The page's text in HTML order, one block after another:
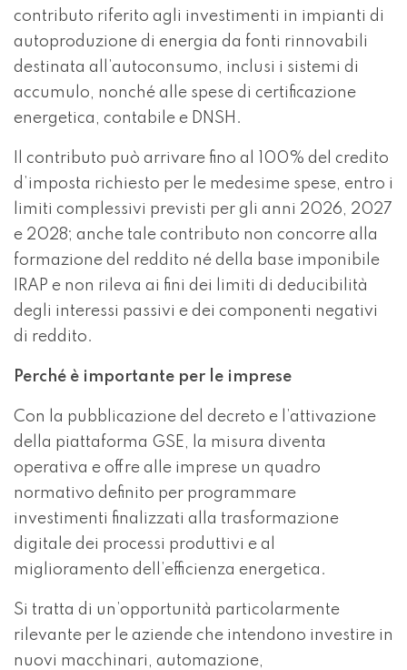
contributo riferito agli investimenti in impianti di
autoproduzione di energia da fonti rinnovabili
destinata all’autoconsumo, inclusi i sistemi di
accumulo, nonché alle spese di certificazione
energetica, contabile e DNSH.
Il contributo può arrivare fino al 100% del credito
d’imposta richiesto per le medesime spese, entro i
limiti complessivi previsti per gli anni 2026, 2027
e 2028; anche tale contributo non concorre alla
formazione del reddito né della base imponibile
IRAP e non rileva ai fini dei limiti di deducibilità
degli interessi passivi e dei componenti negativi
di reddito.
Perché è importante per le imprese
Con la pubblicazione del decreto e l’attivazione
della piattaforma GSE, la misura diventa
operativa e offre alle imprese un quadro
normativo definito per programmare
investimenti finalizzati alla trasformazione
digitale dei processi produttivi e al
miglioramento dell’efficienza energetica.
Si tratta di un’opportunità particolarmente
rilevante per le aziende che intendono investire in
nuovi macchinari, automazione,